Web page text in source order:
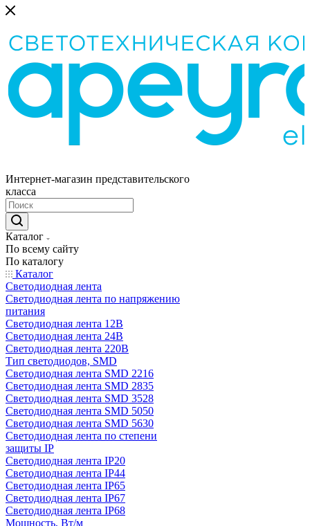
Интернет-магазин представительского
класса
Каталог
По всему сайту
По каталогу
Каталог
Светодиодная лента
Светодиодная лента по напряжению
питания
Светодиодная лента 12В
Светодиодная лента 24В
Светодиодная лента 220В
Тип светодиодов, SMD
Cветодиодная лента SMD 2216
Светодиодная лента SMD 2835
Светодиодная лента SMD 3528
Светодиодная лента SMD 5050
Светодиодная лента SMD 5630
Светодиодная лента по степени
защиты IP
Светодиодная лента IP20
Светодиодная лента IP44
Светодиодная лента IP65
Светодиодная лента IP67
Светодиодная лента IP68
Мощность, Вт/м